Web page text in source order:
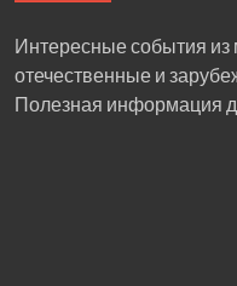
Интересные события из
отечественные и
Полезная информация